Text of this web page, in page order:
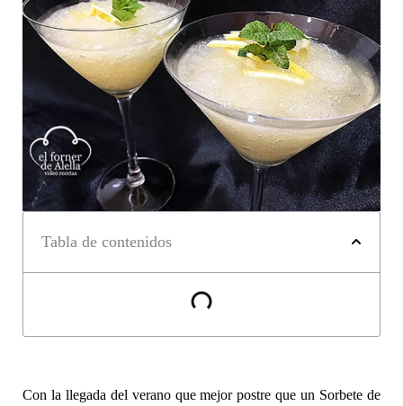
Tabla de contenidos
Con la llegada del verano que mejor postre que un Sorbete de